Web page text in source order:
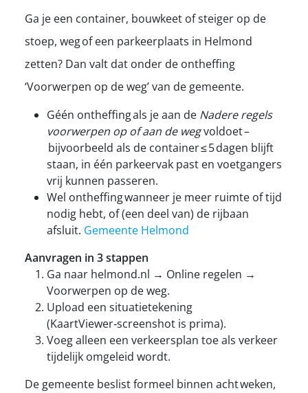
Ga je een container, bouwkeet of steiger op de
stoep, weg of een parkeer­plaats in Helmond
zetten? Dan valt dat onder de ontheffing
‘Voorwerpen op de weg’ van de gemeente.
Géén ontheffing als je aan de Nadere regels
voorwerpen op of aan de wegvoldoet –
bijvoorbeeld als de container ≤ 5 dagen blijft
staan, in één parkeervak past en voetgangers
vrij kunnen passeren.
Wel ontheffing wanneer je meer ruimte of tijd
nodig hebt, of (een deel van) de rijbaan
afsluit. Gemeente Helmond
Aanvragen in 3 stappen
Ga naar helmond.nl → Online regelen →
Voorwerpen op de weg.
Upload een situatietekening
(KaartViewer‑screenshot is prima).
Voeg alleen een verkeersplan toe als verkeer
tijdelijk omgeleid wordt.
De gemeente beslist formeel binnen acht weken,